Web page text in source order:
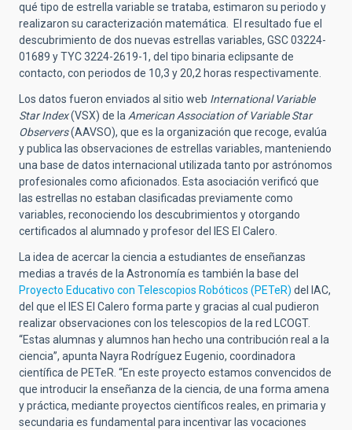
qué tipo de estrella variable se trataba, estimaron su periodo y
realizaron su caracterización matemática. El resultado fue el
descubrimiento de dos nuevas estrellas variables, GSC 03224-
01689 y TYC 3224-2619-1, del tipo binaria eclipsante de
contacto, con periodos de 10,3 y 20,2 horas respectivamente.
Los datos fueron enviados al sitio web International Variable
Star Index(VSX) de la American Association of Variable Star
Observers(AAVSO), que es la organización que recoge, evalúa
y publica las observaciones de estrellas variables, manteniendo
una base de datos internacional utilizada tanto por astrónomos
profesionales como aficionados. Esta asociación verificó que
las estrellas no estaban clasificadas previamente como
variables, reconociendo los descubrimientos y otorgando
certificados al alumnado y profesor del IES El Calero.
La idea de acercar la ciencia a estudiantes de enseñanzas
medias a través de la Astronomía es también la base del
Proyecto Educativo con Telescopios Robóticos (PETeR) del IAC,
del que el IES El Calero forma parte y gracias al cual pudieron
realizar observaciones con los telescopios de la red LCOGT.
“Estas alumnas y alumnos han hecho una contribución real a la
ciencia”, apunta Nayra Rodríguez Eugenio, coordinadora
científica de PETeR. “En este proyecto estamos convencidos de
que introducir la enseñanza de la ciencia, de una forma amena
y práctica, mediante proyectos científicos reales, en primaria y
secundaria es fundamental para incentivar las vocaciones